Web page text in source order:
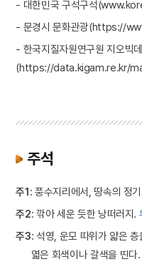
- 대한민국 구석구석
- 문경시 문화관광(https://
- 한국지질자원연구원 지오빅
(https://data.kigam.re.kr/
주석
주1: 풍수지리에서, 땅속의 정
주2: 깎아 세운 듯한 낭떠러지.
주3: 석영, 운모 따위가 얇은
엷은 회색이나 갈색을 띤